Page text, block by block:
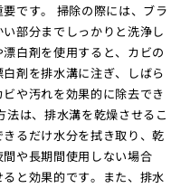
です。 掃除の際には、ブラ
部分までしっかりと洗浄し
白剤を使用すると、カビの
剤を排水溝に注ぎ、しばら
や汚れを効果的に除去でき
法は、排水溝を乾燥させるこ
るだけ水分を拭き取り、乾
や長期間使用しない場合
と効果的です。また、排水